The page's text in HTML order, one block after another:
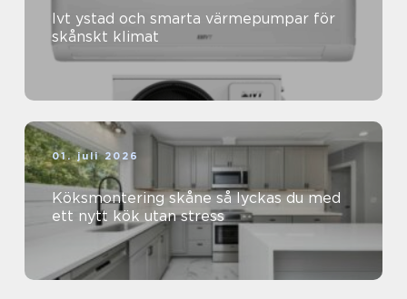
Ivt ystad och smarta värmepumpar för
skånskt klimat
01. juli 2026
Köksmontering skåne så lyckas du med
ett nytt kök utan stress